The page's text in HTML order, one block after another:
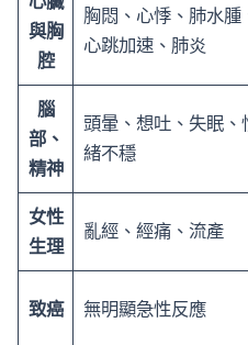
與胸
腔
胸悶、心悸、肺水腫
心跳加速、肺炎
腦
部、
精神
頭暈、想吐、失眠、
緒不穩
女性
生理
亂經、經痛、流產
致癌 無明顯急性反應